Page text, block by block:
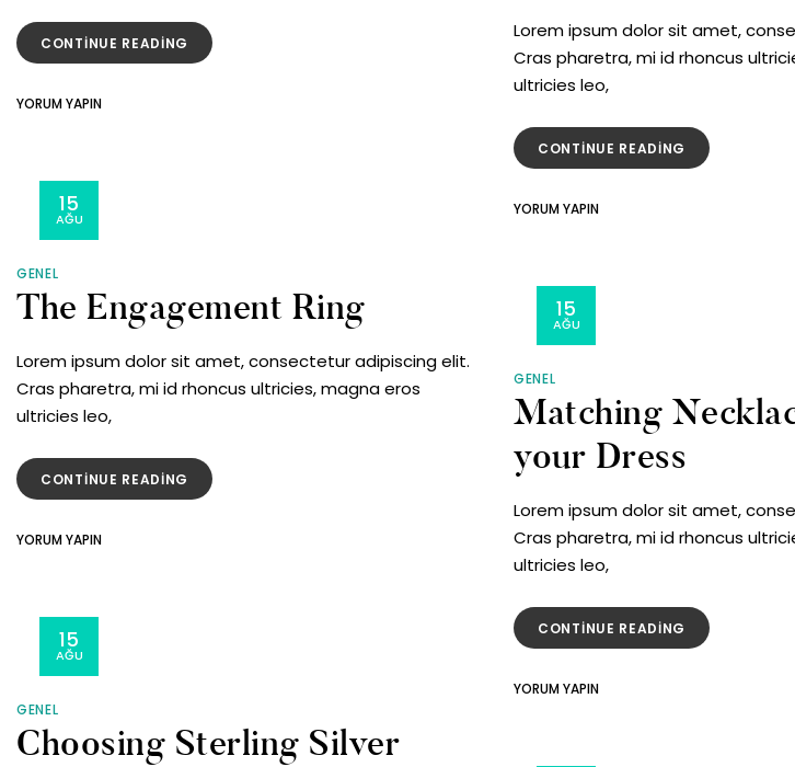
CONTINUE READING “PEARLS
FOR
YORUM YAPINON
Lorem ipsum dolor sit amet,
Cras pharetra, mi id rhoncus
ultricies leo,
CONTINUE READING “PERFECT
EARRINGS
YORUM YAPINON
GENEL
The Engagement Ring
15
AĞU
Lorem ipsum dolor sit amet, consectetur adipiscing elit.
Cras pharetra, mi id rhoncus ultricies, magna eros
ultricies leo,
CONTINUE READING “THE
ENGAGEMENT
YORUM YAPINON
GENEL
Matching
your Dress
15
AĞU
Lorem ipsum dolor sit amet,
Cras pharetra, mi id rhoncus
ultricies leo,
CONTINUE READING “MATCHING
NECKLACE
YORUM YAPINON
GENEL
Choosing Sterling Silver
15
AĞU